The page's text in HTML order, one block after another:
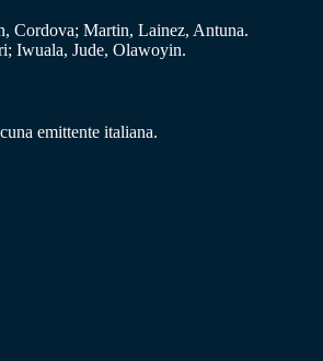
Cordova; Martin, Lainez, Antuna.
Iwuala, Jude, Olawoyin.
emittente italiana.